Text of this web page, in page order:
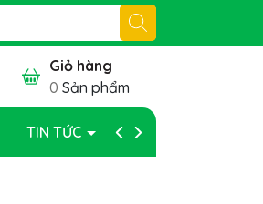
Giỏ hàng
0 Sản phẩm
TIN TỨC BẢO HÀNH